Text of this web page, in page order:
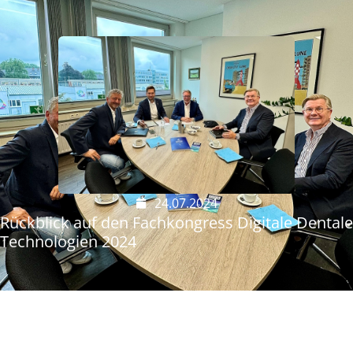
24.07.2024
Rückblick auf den Fachkongress Digitale Dentale
Technologien 2024